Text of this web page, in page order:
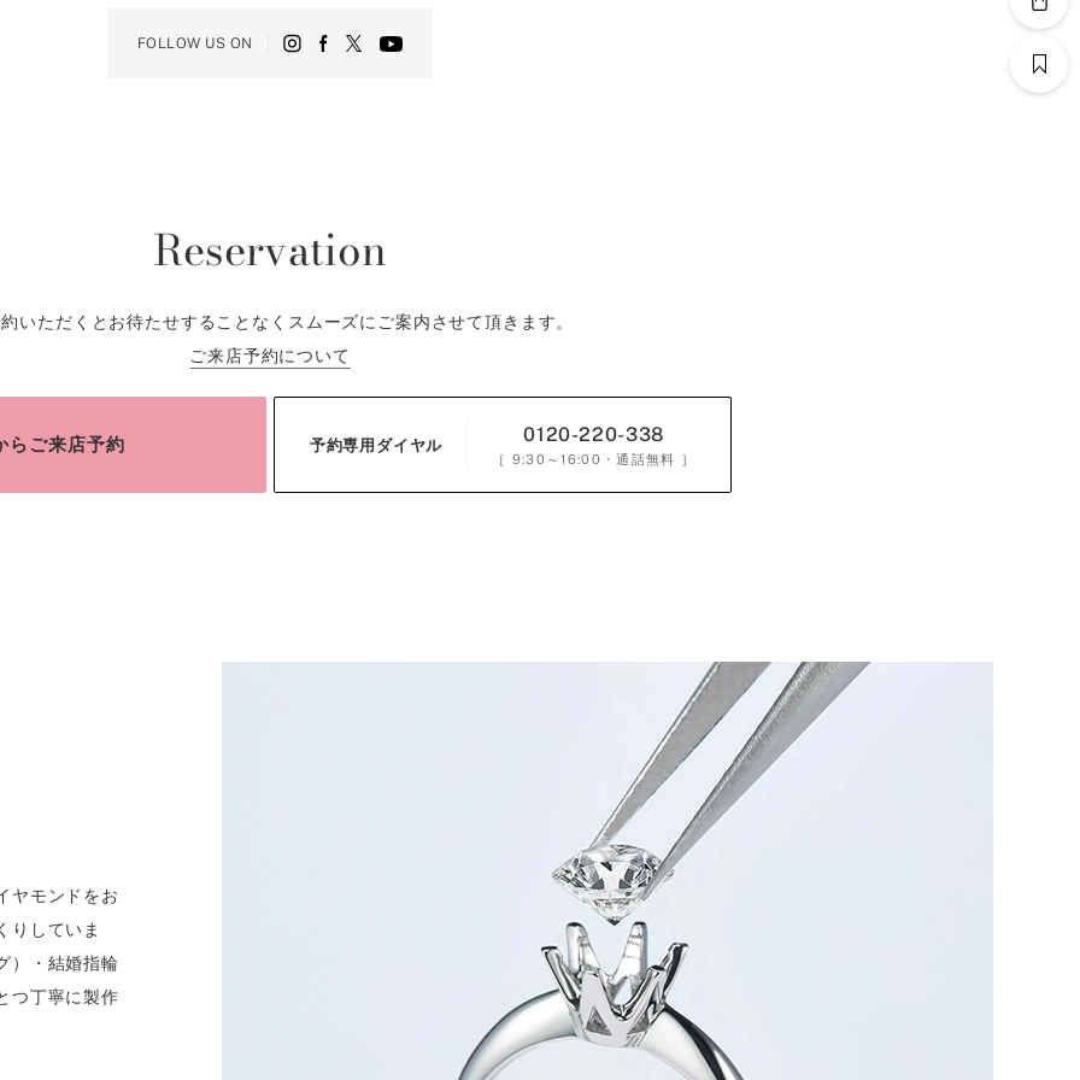
FOLLOW US ON
Reservation
いただくとお待たせすることなくスムーズにご案内させて頂きます。
ご来店予約について
らご来店予約 予約専用ダイヤル 0120-220-338
［ 9:30～16:00 ・通話無料 ］
ヤモンドをお
りしていま
）・結婚指輪
つ丁寧に製作